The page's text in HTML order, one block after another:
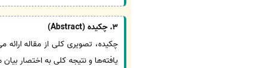
3. چکیده (Abstract)
یافته‌ها و نتیجه کلی به اختصار